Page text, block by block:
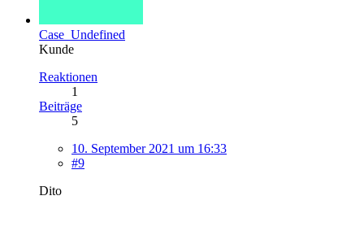
Case_Undefined
Kunde
Reaktionen
1
Beiträge
5
10. September 2021 um 16:33
#9
Dito